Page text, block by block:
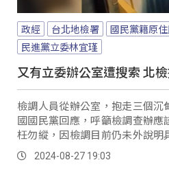
政經 台北地檢署
國民黨籍原
民進黨立委林宜瑾
又有立委辦公室遭搜索 北
檢調人員從辦公室，抱走三個沉
國國民黨回應，呼籲檢調查辦應
枉勿縱，因檢調目前仍未外說明
免過多揣測。
2024-08-27 19:03